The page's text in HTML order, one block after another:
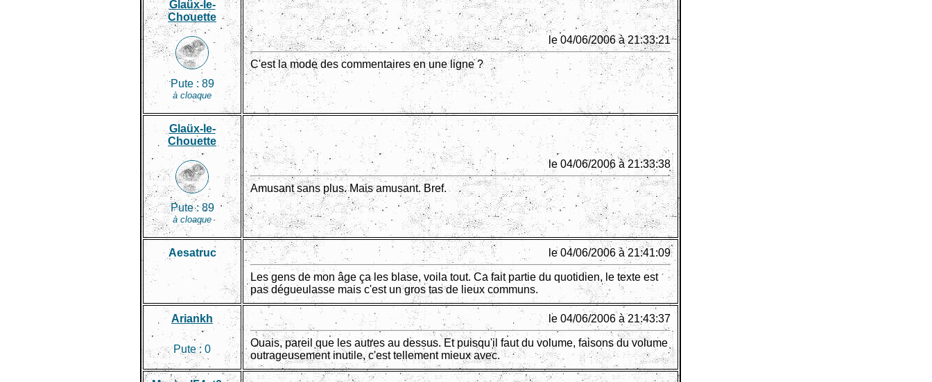
Glaüx-le-
Chouette
Pute : 89
à cloaque
le 04/06/2006 à 21:33:21
C'est la mode des commentaires en une ligne ?
Glaüx-le-
Chouette
Pute :89
à cloaque
le 04/06/2006 à 21:33:38
Amusant sans plus. Mais amusant. Bref.
Aesatruc le 04/06/2006 à 21:41:09
Les gens de mon âge ça les blase, voila tout. Ca fait partie du quotidien, le texte est
pas dégueulasse mais c'est un gros tas de lieux communs.
Ariankh
Pute : 0
le 04/06/2006 à 21:43:37
Ouais, pareil que les autres au dessus. Et puisqu'il faut du volume, faisons du volume
outrageusement inutile, c'est tellement mieux avec.